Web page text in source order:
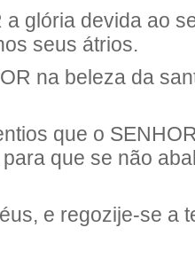
a glória devida ao
seus átrios.
na beleza da
que o
que se não
e regozije-se a